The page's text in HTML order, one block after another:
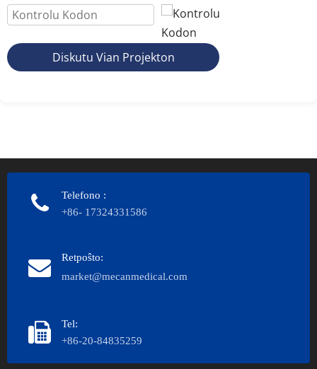
Diskutu Vian Projekton
Telefono :
+86- 17324331586
Retpoŝto:
market@mecanmedical.com
Tel:
+86-20-84835259